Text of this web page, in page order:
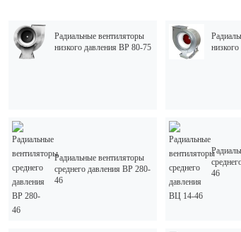
Радиальные вентиляторы
низкого давления ВР 80-75
Радиальные вентиляторы
среднего давления ВР 280-
46
46